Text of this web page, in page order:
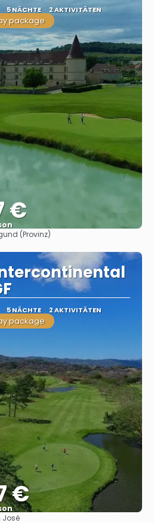
5 NÄCHTE 2 AKTIVITÄTEN
package
€
Sehen
(Provinz)
5 NÄCHTE 2 AKTIVITÄTEN
package
€
José